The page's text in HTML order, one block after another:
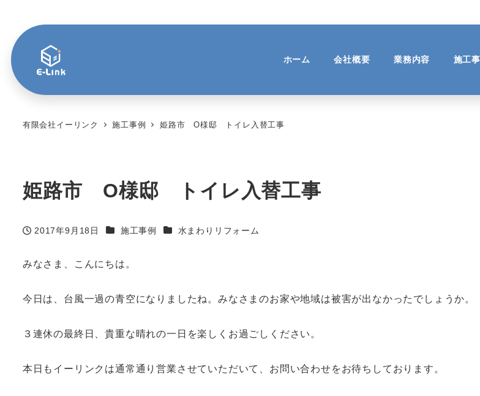
ホーム 会社概要 業務内容 施工
有限会社イーリンク 施工事例 姫路市 O様邸 トイレ入替工事
姫路市 O様邸 トイレ入替工事
投稿日
2017年9月18日 カテゴリー
施工事例 カテゴリー
水まわりリフォーム
みなさま、こんにちは。
今日は、台風一過の青空になりましたね。みなさまのお家や地域は被害が出なかったでしょうか。
３連休の最終日、貴重な晴れの一日を楽しくお過ごしください。
本日もイーリンクは通常通り営業させていただいて、お問い合わせをお待ちしております。